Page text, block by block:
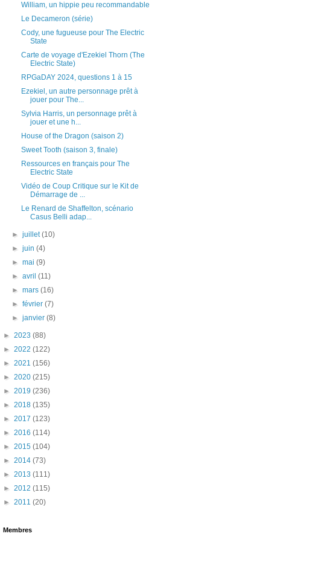
William, un hippie peu recommandable
Le Decameron (série)
Cody, une fugueuse pour The Electric
State
Carte de voyage d'Ezekiel Thorn (The
Electric State)
RPGaDAY 2024, questions 1 à 15
Ezekiel, un autre personnage prêt à
jouer pour The...
Sylvia Harris, un personnage prêt à
jouer et une h...
House of the Dragon (saison 2)
Sweet Tooth (saison 3, finale)
Ressources en français pour The
Electric State
Vidéo de Coup Critique sur le Kit de
Démarrage de ...
Le Renard de Shaffelton, scénario
Casus Belli adap...
►juillet(10)
►juin(4)
►mai(9)
►avril(11)
►mars(16)
►février(7)
►janvier(8)
► 2023 (88)
► 2022 (122)
► 2021 (156)
► 2020 (215)
► 2019 (236)
► 2018 (135)
► 2017 (123)
► 2016 (114)
► 2015 (104)
► 2014 (73)
► 2013 (111)
► 2012 (115)
► 2011 (20)
Membres